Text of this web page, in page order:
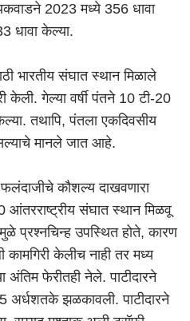
2023 मध्ये 356 धावा
धावा केल्या.
भारतीय संघात स्थान मिळाले
केली. गेल्या वर्षी पंतने 10 टी-20
तथापि, पंतला एकदिवसीय
मानले जात आहे.
कौशल्य दाखवणारा
आंतरराष्ट्रीय संघात स्थान मिळवू
प्रश्नचिन्ह उपस्थित होते, कारण
केलीच नाही तर मध्य
अंतिम फेरीतही नेले. पाटीदारने
अर्धशतके झळकावली. पाटीदारने